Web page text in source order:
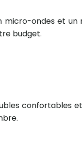
micro-ondes et
budget.
confortables